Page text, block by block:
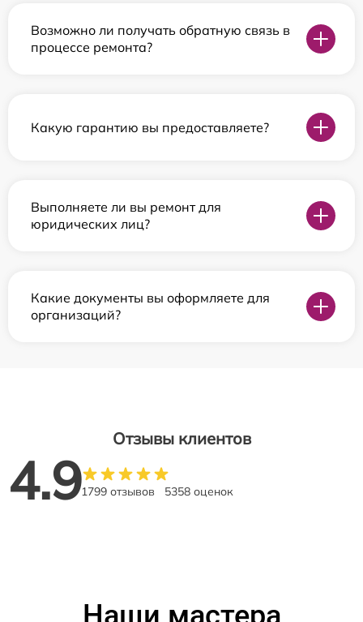
Возможно ли получать обратную связь в
процессе ремонта?
Какую гарантию вы предоставляете?
Выполняете ли вы ремонт для
юридических лиц?
Какие документы вы оформляете для
организаций?
Отзывы клиентов
4.91799 отзывов 5358 оценок